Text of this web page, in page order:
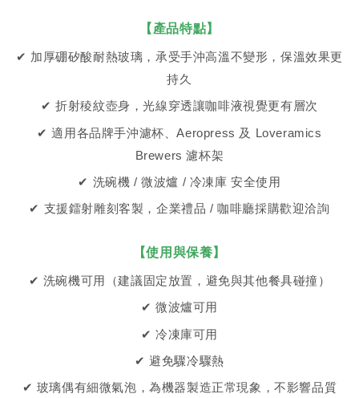
【產品特點】
✔ 加厚硼矽酸耐熱玻璃，承受手沖高溫不變形，保溫效果更
持久
✔ 折射稜紋壺身，光線穿透讓咖啡液視覺更有層次
✔ 適用各品牌手沖濾杯、Aeropress 及 Loveramics
Brewers 濾杯架
✔ 洗碗機 / 微波爐 / 冷凍庫 安全使用
✔ 支援鐳射雕刻客製，企業禮品 / 咖啡廳採購歡迎洽詢
【使用與保養】
✔ 洗碗機可用（建議固定放置，避免與其他餐具碰撞）
✔ 微波爐可用
✔ 冷凍庫可用
✔ 避免驟冷驟熱
✔ 玻璃偶有細微氣泡，為機器製造正常現象，不影響品質